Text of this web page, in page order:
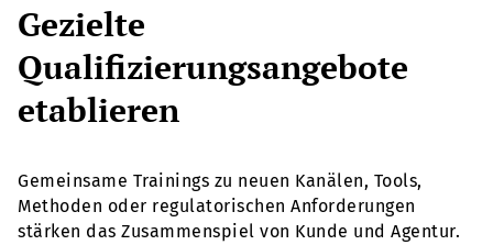
Gezielte
Qualifizierungsangebote
etablieren
Gemeinsame Trainings zu neuen Kanälen, Tools,
Methoden oder regulatorischen Anforderungen
stärken das Zusammenspiel von Kunde und Agentur.